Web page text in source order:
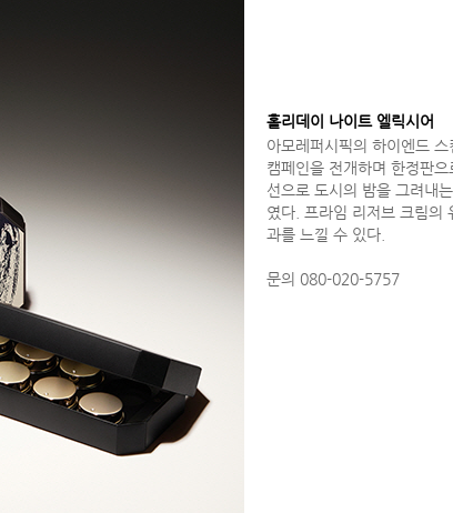
홀리데이 나이트 엘릭시어
아모레퍼시픽의 하이엔드
캠페인을 전개하며 한정판
선으로 도시의 밤을 그려내
였다. 프라임 리저브 크림의
과를 느낄 수 있다.
문의 080-020-5757